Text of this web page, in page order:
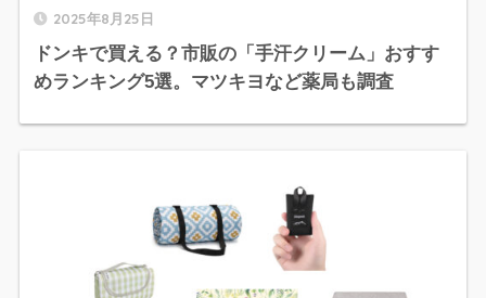
2025年8月25日
ドンキで買える？市販の「手汗クリーム」おすす
めランキング5選。マツキヨなど薬局も調査